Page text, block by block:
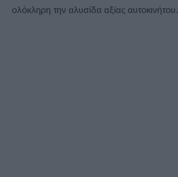
ολόκληρη την αλυσίδα αξίας αυτοκινήτου.